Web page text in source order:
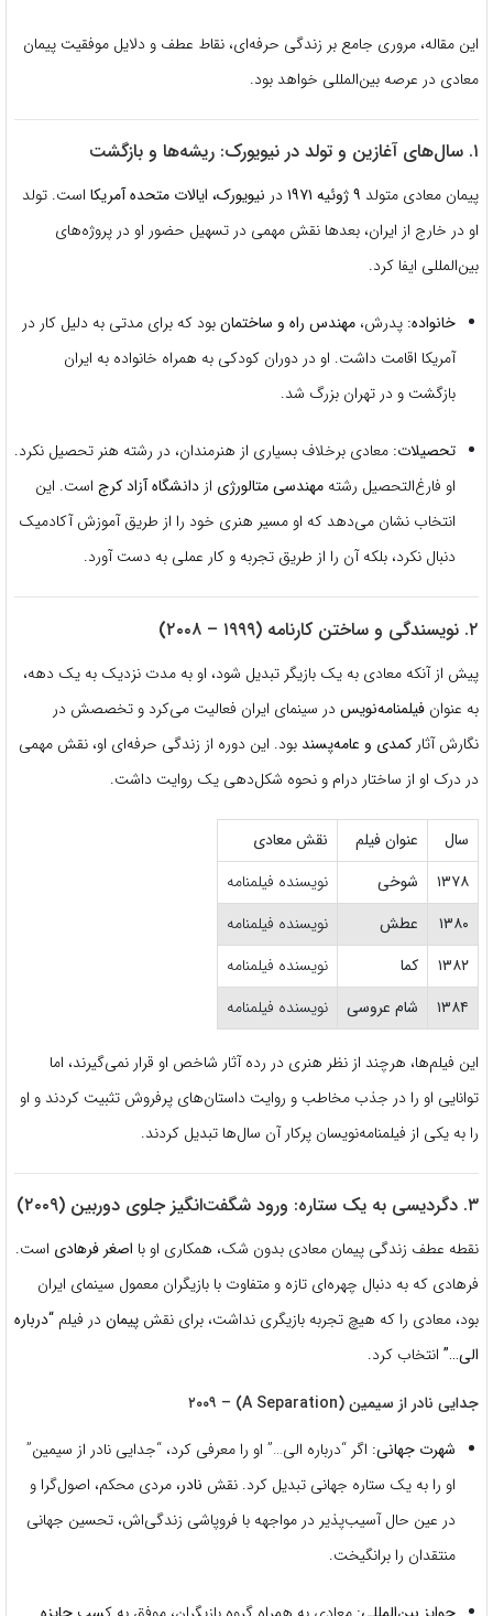
این مقاله، مروری جامع بر زندگی حرفه‌ای، نقاط عطف و دلایل موفقیت پیمان
معادی در عرصه بین‌المللی خواهد بود.
۱. سال‌های آغازین و تولد در نیویورک: ریشه‌ها و بازگشت
پیمان معادی متولد ۹ ژوئیه ۱۹۷۱ در نیویورک، ایالات متحده آمریکا است. تولد
او در خارج از ایران، بعدها نقش مهمی در تسهیل حضور او در پروژه‌های
بین‌المللی ایفا کرد.
خانواده: پدرش، مهندس راه و ساختمانبود که برای مدتی به دلیل کار در
آمریکا اقامت داشت. او در دوران کودکی به همراه خانواده به ایران
بازگشت و در تهران بزرگ شد.
تحصیلات: معادی برخلاف بسیاری از هنرمندان، در رشته هنر تحصیل نکرد.
او فارغ‌التحصیل رشته مهندسی متالورژی از دانشگاه آزاد کرج است. این
انتخاب نشان می‌دهد که او مسیر هنری خود را از طریق آموزش آکادمیک
دنبال نکرد، بلکه آن را از طریق تجربه و کار عملی به دست آورد.
۲. نویسندگی و ساختن کارنامه (۱۹۹۹ – ۲۰۰۸)
پیش از آنکه معادی به یک بازیگر تبدیل شود، او به مدت نزدیک به یک دهه،
به عنوان فیلمنامه‌نویس در سینمای ایران فعالیت می‌کرد و تخصصش در
نگارش آثار کمدی و عامه‌پسند بود. این دوره از زندگی حرفه‌ای او، نقش مهمی
در درک او از ساختار درام و نحوه شکل‌دهی یک روایت داشت.
سال عنوان فیلم
نقش معادی
۱۳۷۸
شوخی
نویسنده فیلمنامه
۱۳۸۰
عطش
نویسنده فیلمنامه
۱۳۸۲
کما
نویسنده فیلمنامه
۱۳۸۴
شام عروسی نویسنده فیلمنامه
این فیلم‌ها، هرچند از نظر هنری در رده آثار شاخص او قرار نمی‌گیرند، اما
توانایی او را در جذب مخاطب و روایت داستان‌های پرفروش تثبیت کردند و او
را به یکی از فیلمنامه‌نویسان پرکار آن سال‌ها تبدیل کردند.
۳. دگردیسی به یک ستاره: ورود شگفت‌انگیز جلوی دوربین (۲۰۰۹)
نقطه عطف زندگی پیمان معادی بدون شک، همکاری او با اصغر فرهادی است.
فرهادی که به دنبال چهره‌ای تازه و متفاوت با بازیگران معمول سینمای ایران
بود، معادی را که هیچ تجربه بازیگری نداشت، برای نقش پیمان در فیلم “درباره
الی…” انتخاب کرد.
جدایی نادر از سیمین (A Separation) – ۲۰۰۹
شهرت جهانی: اگر “درباره الی…” او را معرفی کرد، “جدایی نادر از سیمین”
او را به یک ستاره جهانی تبدیل کرد. نقش نادر، مردی محکم، اصول‌گرا و
در عین حال آسیب‌پذیر در مواجهه با فروپاشی زندگی‌اش، تحسین جهانی
منتقدان را برانگیخت.